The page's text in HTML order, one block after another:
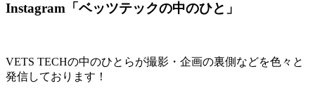
Instagram「ベッツテックの中のひと」
VETS TECHの中のひとらが撮影・企画の裏側などを色々と
発信しております！